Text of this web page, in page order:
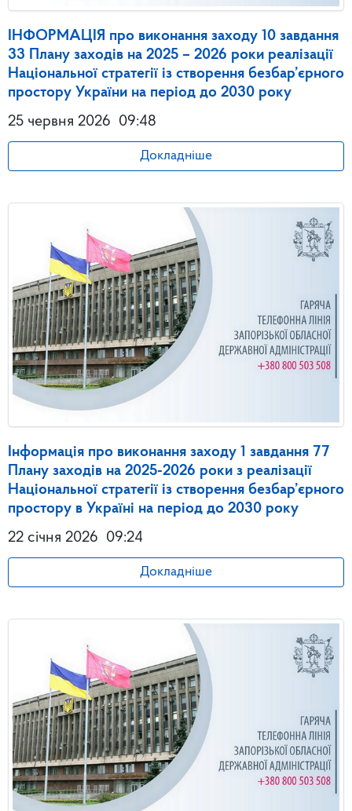
ІНФОРМАЦІЯ про виконання заходу 10 завдання
33 Плану заходів на 2025 – 2026 роки реалізації
Національної стратегії із створення безбар’єрного
простору України на період до 2030 року
25 червня 2026 09:48
Докладніше
Інформація про виконання заходу 1 завдання 77
Плану заходів на 2025-2026 роки з реалізації
Національної стратегії із створення безбар’єрного
простору в Україні на період до 2030 року
22 січня 2026 09:24
Докладніше